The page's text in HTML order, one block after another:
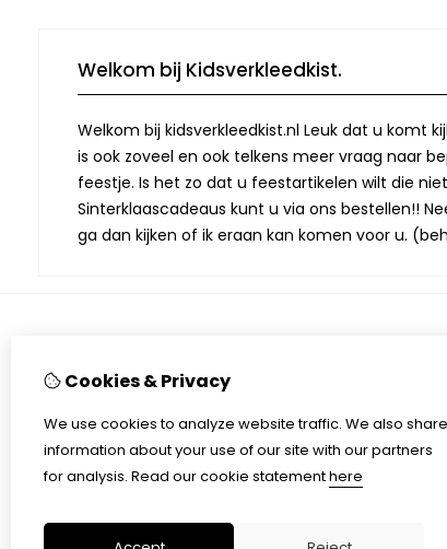
Welkom bij Kidsverkleedkist.
Welkom bij kidsverkleedkist.nl Leuk dat u komt
is ook zoveel en ook telkens meer vraag naar
feestje. Is het zo dat u feestartikelen wilt die
Sinterklaascadeaus kunt u via ons bestellen!!
ga dan kijken of ik eraan kan komen voor u.
Over mij
Algemene voorwaarden verkleedkisten
Verzending
Disclaimer
Algemene voorwaarden speelgoed en feestartikelen
Cookies & Privacy
We use cookies to analyze website traffic. We also share
information about your use of our site with our partners
for analysis. Read our cookie statementhere